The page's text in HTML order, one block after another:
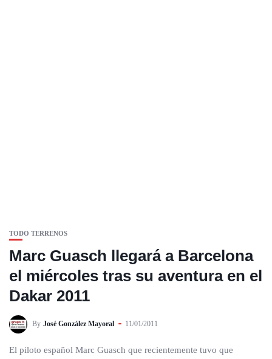
TODO TERRENOS
Marc Guasch llegará a Barcelona
el miércoles tras su aventura en el
Dakar 2011
By José González Mayoral 11/01/2011
El piloto español Marc Guasch que recientemente tuvo que